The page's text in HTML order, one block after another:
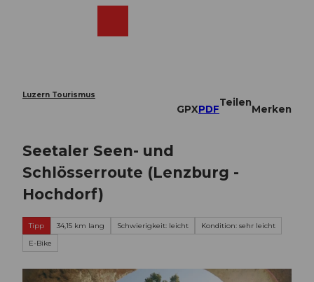
Luzern Tourismus
GPXPDF
Teilen
Merken
Seetaler Seen- und
Schlösserroute (Lenzburg -
Hochdorf)
Tipp 34,15 km lang Schwierigkeit: leicht
Kondition: sehr leicht
E-Bike